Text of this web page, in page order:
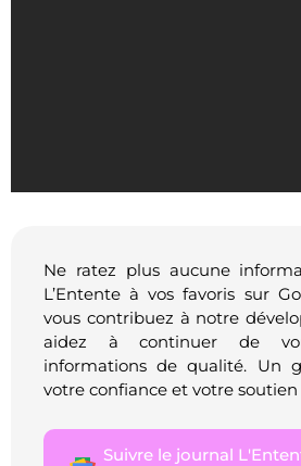
Ne ratez plus aucune
L’Entente à vos favoris sur
vous contribuez à notre
aidez à continuer de
informations de qualité. Un
votre confiance et votre soutien
Suivre le journal